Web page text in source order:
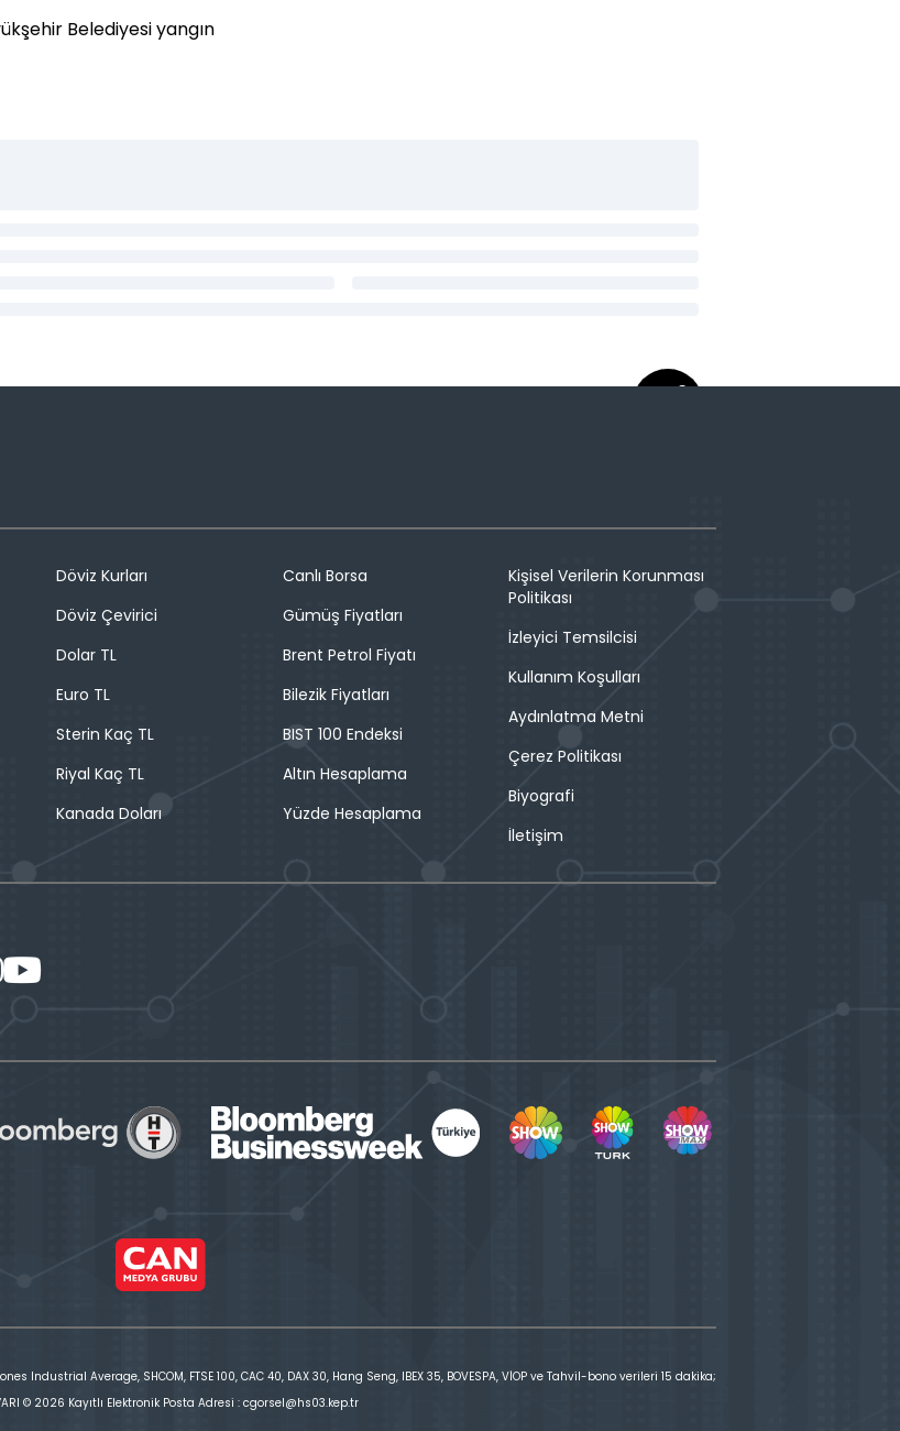
Belediyesi yangın
Döviz Kurları
Döviz Çevirici
Dolar TL
Euro TL
Sterin Kaç TL
Riyal Kaç TL
Kanada Doları
Canlı Borsa
Gümüş Fiyatları
Brent Petrol Fiyatı
Bilezik Fiyatları
BIST 100 Endeksi
Altın Hesaplama
Yüzde Hesaplama
Kişisel Verilerin Korunması
Politikası
İzleyici Temsilcisi
Kullanım Koşulları
Aydınlatma Metni
Çerez Politikası
Biyografi
İletişim
Industrial Average, SHCOM, FTSE 100, CAC 40, DAX 30, Hang Seng, IBEX 35, BOVESPA, VİOP ve Tahvil-bono verileri 15 dakika;
© 2026 Kayıtlı Elektronik Posta Adresi : cgorsel@hs03.kep.tr